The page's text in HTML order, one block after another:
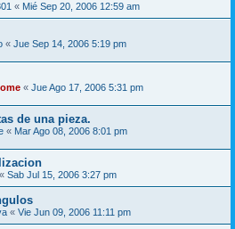
« Mié Sep 20, 2006 12:59 am
« Jue Sep 14, 2006 5:19 pm
« Jue Ago 17, 2006 5:31 pm
de una pieza.
« Mar Ago 08, 2006 8:01 pm
« Sab Jul 15, 2006 3:27 pm
« Vie Jun 09, 2006 11:11 pm